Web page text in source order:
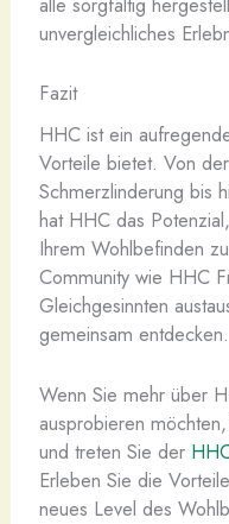
unvergleichliches
Fazit
HHC ist ein
Vorteile bietet. Von
Schmerzlinderung bis
hat HHC das
Ihrem Wohlbefinden
Community wie HHC
Gleichgesinnten
gemeinsam entdecken.
Wenn Sie mehr über
ausprobieren
und treten Sie der
Erleben Sie die
neues Level des